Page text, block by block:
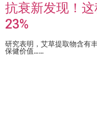
抗衰新发现！
23%
研究表明，艾草提取物含有
保健价值……